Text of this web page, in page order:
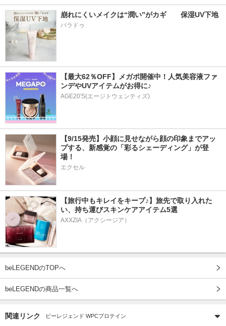
崩れにくいメイクは“潤い”がカギ　　保湿UV下地
パラドゥ
【最大62％OFF】メガポ開催中！人気美容液ファ
ンデやUVアイテムがお得に♪
AGE20'S(エージトウェンティズ)
【9/15発売】小顔に見せながら顔の印象までアッ
プする、新感覚の「彩るシェーディング」が登
場！
エクセル
【旅行中もキレイをキープ♪】旅先で取り入れた
い、持ち運びスキンケアアイテム5選
AXXZIA（アクシージア）
beLEGENDのTOPへ
beLEGENDの商品一覧へ
関連リンク ビーレジェンド WPCプロテイン